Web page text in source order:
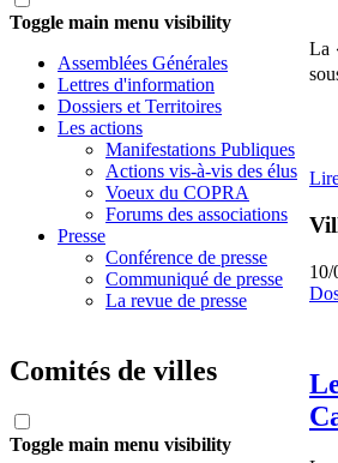
La
10/
Toggle main menu visibility
Assemblées Générales
Lettres d'information
Dossiers et Territoires
Les actions
Manifestations Publiques
Actions vis-à-vis des élus
Voeux du COPRA
Forums des associations
Presse
Conférence de presse
Communiqué de presse
La revue de presse
Comités de villes
Toggle main menu visibility